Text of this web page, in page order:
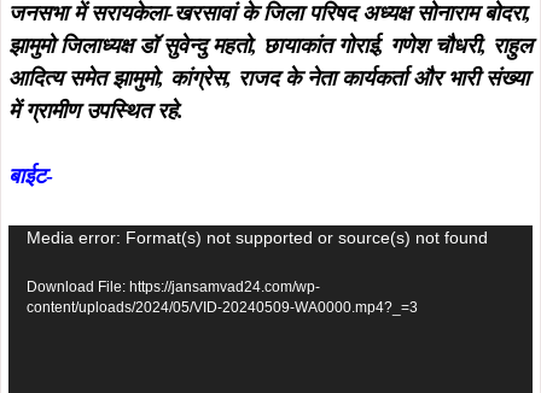
जनसभा में सरायकेला-खरसावां के जिला परिषद अध्यक्ष सोनाराम बोदरा,
झामुमो जिलाध्यक्ष डॉ सुवेन्दु महतो, छायाकांत गोराई, गणेश चौधरी, राहुल
आदित्य समेत झामुमो, कांग्रेस, राजद के नेता कार्यकर्ता और भारी संख्या
में ग्रामीण उपस्थित रहे.
बाईट-
Video
Media error: Format(s) not supported or source(s) not found
Download File: https://jansamvad24.com/wp-
content/uploads/2024/05/VID-20240509-WA0000.mp4?_=3